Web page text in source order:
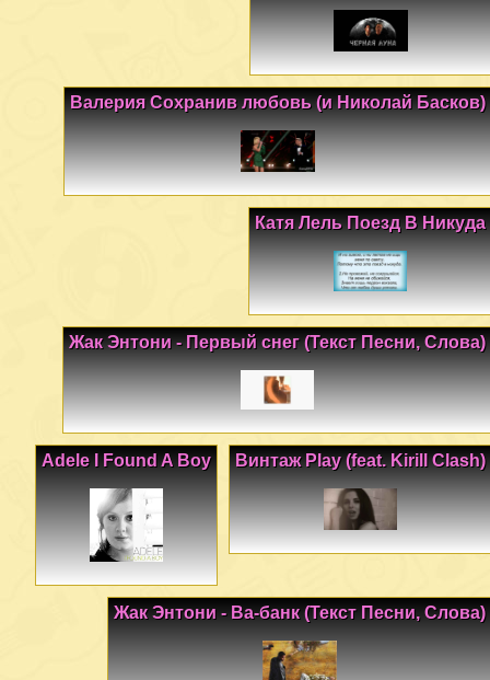
Валерия Сохранив любовь (и Николай Басков)
Катя Лель Поезд В Никуда
Жак Энтони - Первый снег (Текст Песни, Слова)
Винтаж Play (feat. Kirill Clash)
Adele I Found A Boy
Жак Энтони - Ва-банк (Текст Песни, Слова)